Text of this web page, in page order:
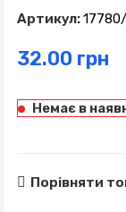
Артикул:17780/
грн
Немає в
Порівняти